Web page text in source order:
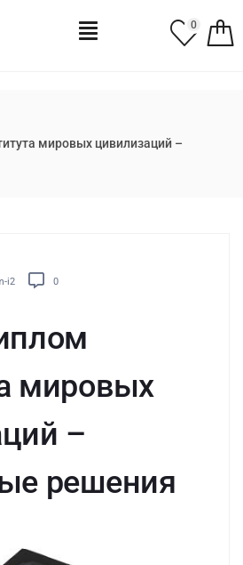
0
мировых цивилизаций –
i2 0
мировых
–
решения